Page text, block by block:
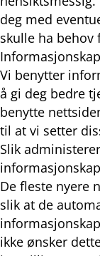
deg med
skulle ha behov
Vi benytter
å gi deg bedre
benytte
til at vi setter
Slik
De fleste nyere
slik at de
ikke ønsker